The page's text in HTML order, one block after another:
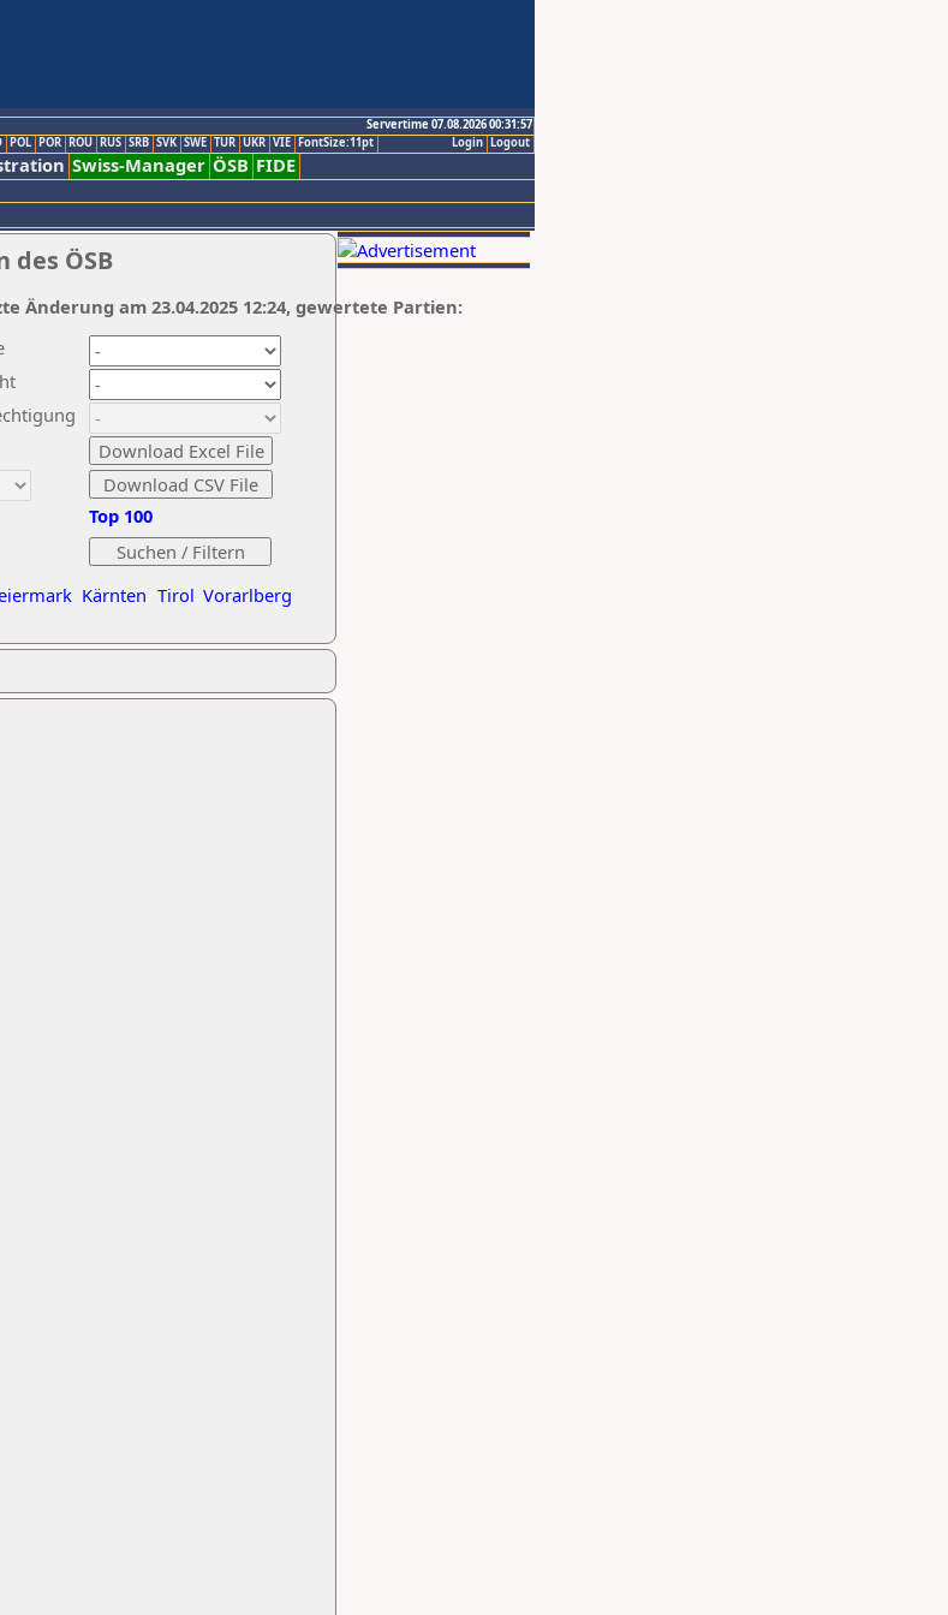
Servertime 07.08.2026 00:31:57
Logout
Login
POL POR ROU RUS SRB SVK SWE TUR UKR VIE FontSize:11pt
Swiss-Manager ÖSB FIDE
des ÖSB
Kärnten Tirol Vorarlberg
Top 100
Änderung am 23.04.2025 12:24, gewertete Partien: